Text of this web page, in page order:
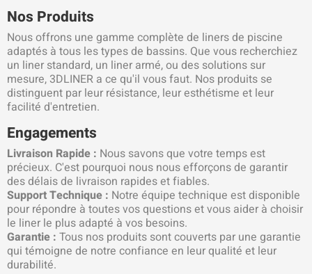
Nos Produits
Nous offrons une gamme complète de liners de piscine
adaptés à tous les types de bassins. Que vous recherchiez
un liner standard, un liner armé, ou des solutions sur
mesure, 3DLINER a ce qu'il vous faut. Nos produits se
distinguent par leur résistance, leur esthétisme et leur
facilité d'entretien.
Engagements
Livraison Rapide : Nous savons que votre temps est
précieux. C'est pourquoi nous nous efforçons de garantir
des délais de livraison rapides et fiables.
Support Technique : Notre équipe technique est disponible
pour répondre à toutes vos questions et vous aider à choisir
le liner le plus adapté à vos besoins.
Garantie : Tous nos produits sont couverts par une garantie
qui témoigne de notre confiance en leur qualité et leur
durabilité.